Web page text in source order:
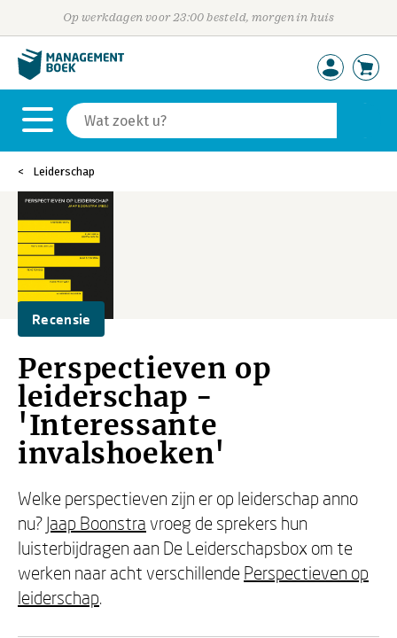
Op werkdagen voor 23:00 besteld, morgen in huis
Leiderschap
Recensie
Perspectieven op
leiderschap -
'Interessante
invalshoeken'
Welke perspectieven zijn er op leiderschap anno
nu? Jaap Boonstra vroeg de sprekers hun
luisterbijdragen aan De Leiderschapsbox om te
werken naar acht verschillende Perspectieven op
leiderschap.